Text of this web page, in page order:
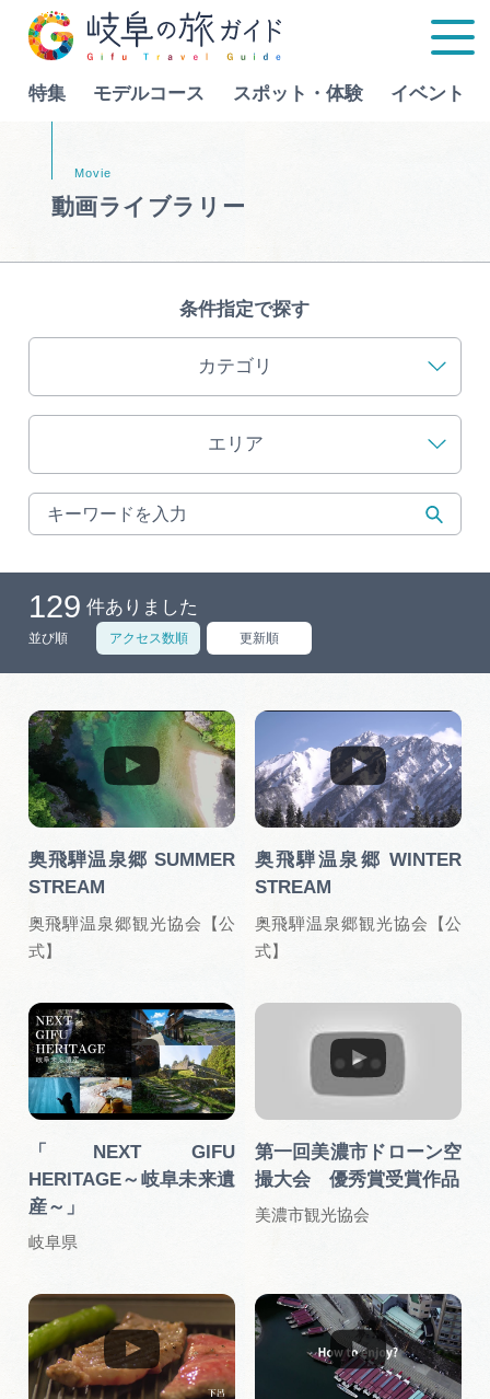
特集 モデルコース スポット・体験 イベント
モデルコース
スポット・体験
イベント
グルメ
旅の予約
アクセス
インフォメーション
ぎふ旅レポーター記事
早わかり岐阜
買い物・お土産
体験予約サイト「ＶＩＳＩＴ岐阜県」
岐阜県まるごと観光エリアガイド
旅行会社・観光事業者の皆様へ
フォトライブラリー
お問い合わせ
運営組織
Language
行きたいリストを見る
動画ライブラリー
条件指定で探す
カテゴリ
エリア
129 件ありました
並び順 アクセス数順 更新順
奥飛騨温泉郷 SUMMER
STREAM
奥飛騨温泉郷観光協会【公
式】
奥飛騨温泉郷 WINTER
STREAM
奥飛騨温泉郷観光協会【公
式】
「NEXT GIFU
HERITAGE～岐阜未来遺
産～」
岐阜県
第一回美濃市ドローン空
撮大会 優秀賞受賞作品
美濃市観光協会